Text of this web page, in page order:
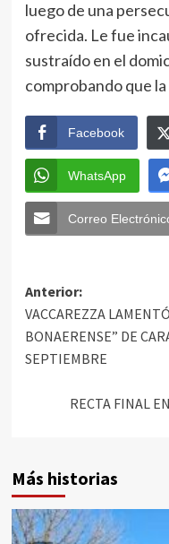
luego de una
ofrecida. Le fue
sustraído en el
comprobando que
Facebook
WhatsApp
Correo
Anterior:
VACCAREZZA
BONAERENSE” DE
SEPTIEMBRE
RECTA FINAL
Más historias